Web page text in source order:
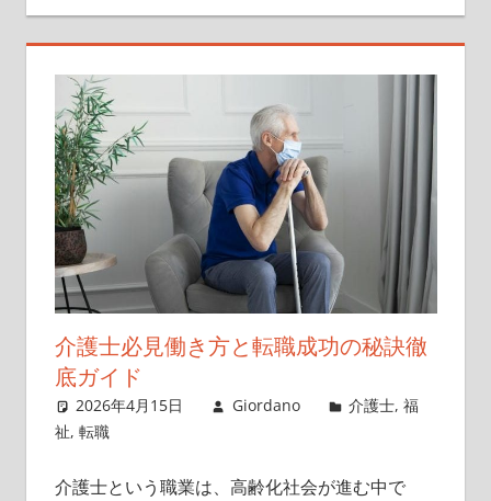
介護士必見働き方と転職成功の秘訣徹
底ガイド
2026年4月15日 Giordano 介護士,福
祉, 転職
介護士という職業は、高齢化社会が進む中で